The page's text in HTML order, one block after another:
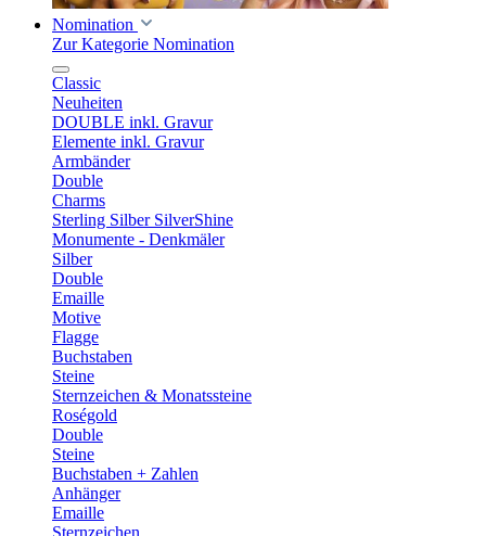
Nomination
Zur Kategorie Nomination
Classic
Neuheiten
DOUBLE inkl. Gravur
Elemente inkl. Gravur
Armbänder
Double
Charms
Sterling Silber SilverShine
Monumente - Denkmäler
Silber
Double
Emaille
Motive
Flagge
Buchstaben
Steine
Sternzeichen & Monatssteine
Roségold
Double
Steine
Buchstaben + Zahlen
Anhänger
Emaille